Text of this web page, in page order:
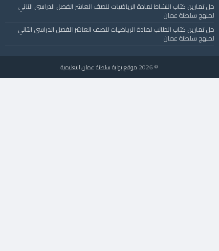
حل تمارين كتاب النشاط لمادة الرياضيات للصف العاشر الفصل الدراسي الثاني
لمنهج سلطنة عمان
حل تمارين كتاب الطالب لمادة الرياضيات للصف العاشر الفصل الدراسي الثاني
لمنهج سلطنة عمان
© 2026 موقع بوابة سلطنة عمان التعليمية